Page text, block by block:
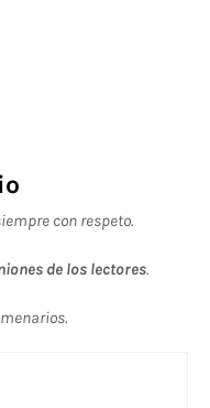
con respeto.
de los lectores.